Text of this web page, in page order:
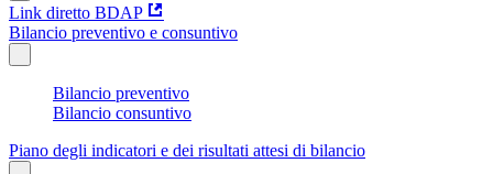
Link diretto BDAP
Bilancio preventivo e consuntivo
Bilancio preventivo
Bilancio consuntivo
Piano degli indicatori e dei risultati attesi di bilancio